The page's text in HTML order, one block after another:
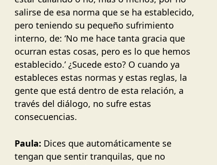
salirse de esa norma que se ha establecido,
pero teniendo su pequeño sufrimiento
interno, de: ‘No me hace tanta gracia que
ocurran estas cosas, pero es lo que hemos
establecido.’ ¿Sucede esto? O cuando ya
estableces estas normas y estas reglas, la
gente que está dentro de esta relación, a
través del diálogo, no sufre estas
consecuencias.
Paula: Dices que automáticamente se
tengan que sentir tranquilas, que no